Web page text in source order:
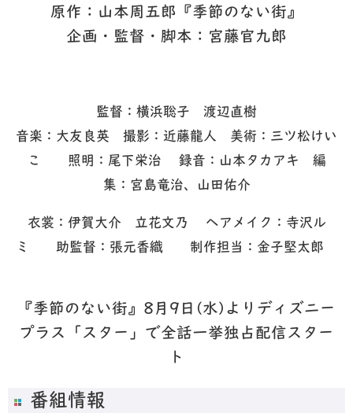
原作：山本周五郎『季節のない街』
企画・監督・脚本：宮藤官九郎
監督：横浜聡子 渡辺直樹
音楽：大友良英 撮影：近藤龍人 美術：三ツ松けい
こ 照明：尾下栄治 録音：山本タカアキ 編
集：宮島竜治、山田佑介
衣裳：伊賀大介 立花文乃 ヘアメイク：寺沢ル
ミ 助監督：張元香織 制作担当：金子堅太郎
『季節のない街』8月9日(水)よりディズニー
プラス「スター」で全話一挙独占配信スター
ト
番組情報